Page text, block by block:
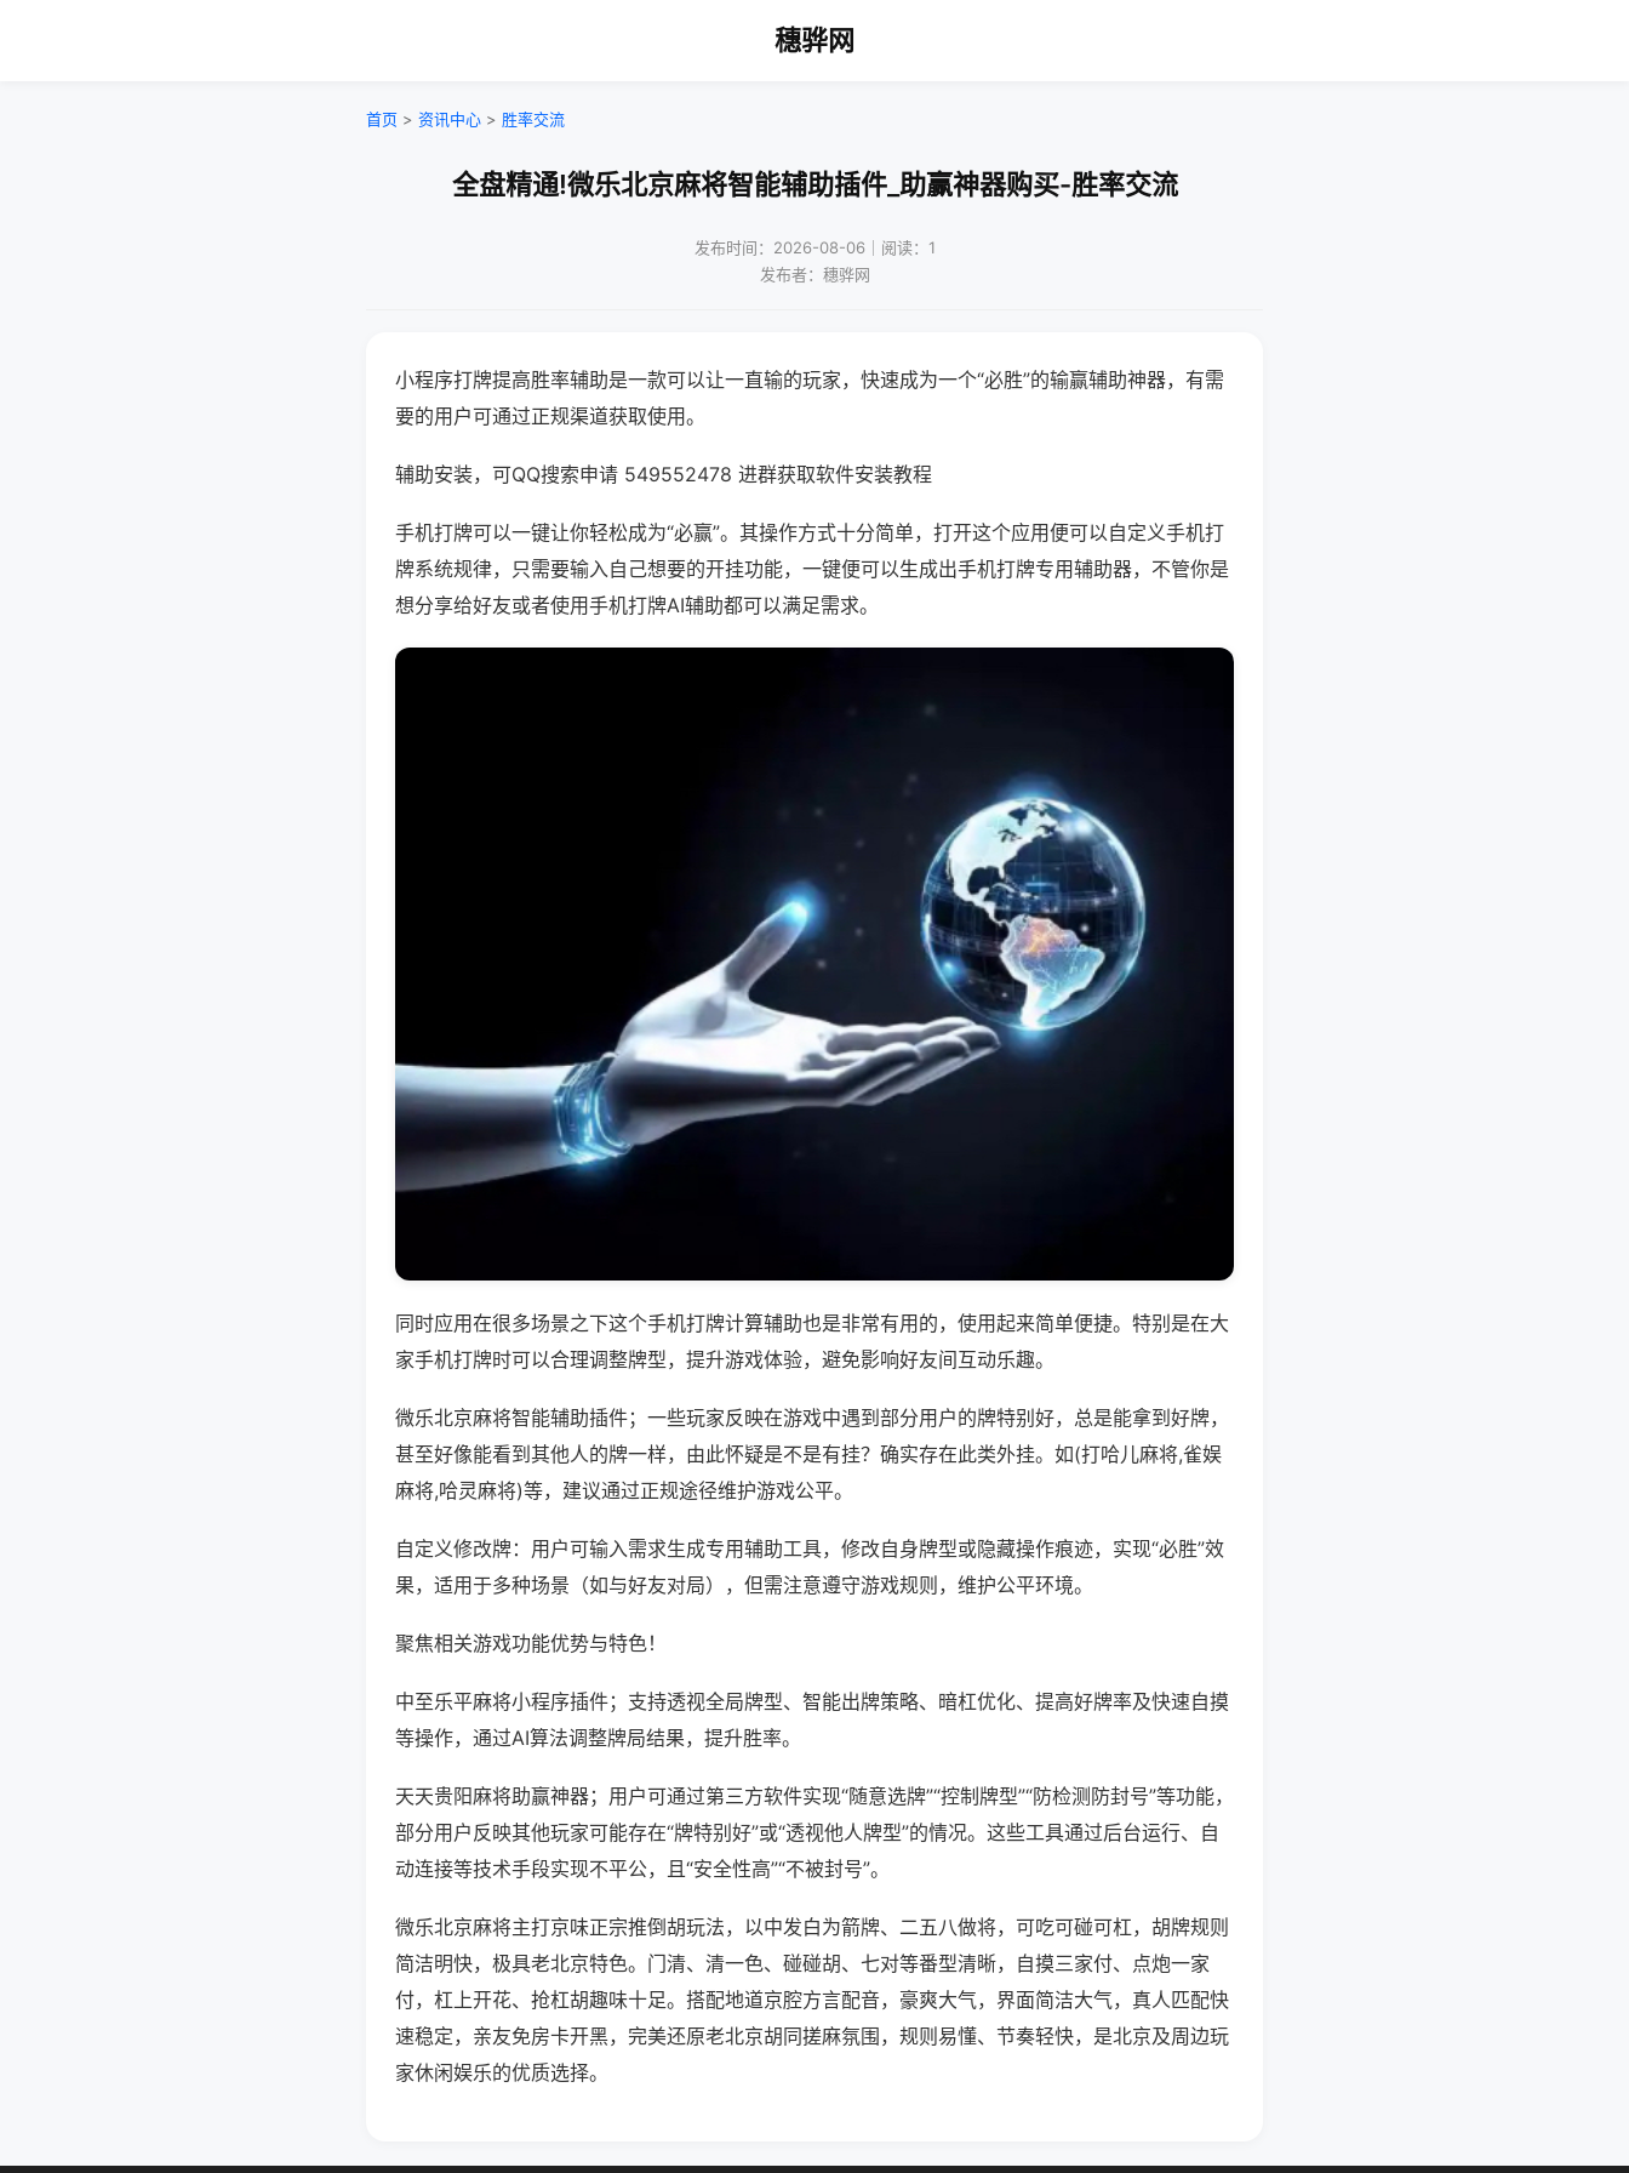
穗骅网
首页 > 资讯中心 > 胜率交流
全盘精通!微乐北京麻将智能辅助插件_助赢神器购买-胜率交流
发布时间：2026-08-06｜阅读：1
发布者：穗骅网
小程序打牌提高胜率辅助是一款可以让一直输的玩家，快速成为一个“必胜”的输赢辅助神器，有需
要的用户可通过正规渠道获取使用。
辅助安装，可QQ搜索申请 549552478 进群获取软件安装教程
手机打牌可以一键让你轻松成为“必赢”。其操作方式十分简单，打开这个应用便可以自定义手机打
牌系统规律，只需要输入自己想要的开挂功能，一键便可以生成出手机打牌专用辅助器，不管你是
想分享给好友或者使用手机打牌AI辅助都可以满足需求。
同时应用在很多场景之下这个手机打牌计算辅助也是非常有用的，使用起来简单便捷。特别是在大
家手机打牌时可以合理调整牌型，提升游戏体验，避免影响好友间互动乐趣。
微乐北京麻将智能辅助插件；一些玩家反映在游戏中遇到部分用户的牌特别好，总是能拿到好牌，
甚至好像能看到其他人的牌一样，由此怀疑是不是有挂？确实存在此类外挂。如(打哈儿麻将,雀娱
麻将,哈灵麻将)等，建议通过正规途径维护游戏公平。
自定义修改牌：用户可输入需求生成专用辅助工具，修改自身牌型或隐藏操作痕迹，实现“必胜”效
果，适用于多种场景（如与好友对局），但需注意遵守游戏规则，维护公平环境。
聚焦相关游戏功能优势与特色！
中至乐平麻将小程序插件；支持透视全局牌型、智能出牌策略、暗杠优化、提高好牌率及快速自摸
等操作，通过AI算法调整牌局结果，提升胜率。
天天贵阳麻将助赢神器；用户可通过第三方软件实现“随意选牌”“控制牌型”“防检测防封号”等功能，
部分用户反映其他玩家可能存在“牌特别好”或“透视他人牌型”的情况。这些工具通过后台运行、自
动连接等技术手段实现不平公，且“安全性高”“不被封号”。
微乐北京麻将主打京味正宗推倒胡玩法，以中发白为箭牌、二五八做将，可吃可碰可杠，胡牌规则
简洁明快，极具老北京特色。门清、清一色、碰碰胡、七对等番型清晰，自摸三家付、点炮一家
付，杠上开花、抢杠胡趣味十足。搭配地道京腔方言配音，豪爽大气，界面简洁大气，真人匹配快
速稳定，亲友免房卡开黑，完美还原老北京胡同搓麻氛围，规则易懂、节奏轻快，是北京及周边玩
家休闲娱乐的优质选择。